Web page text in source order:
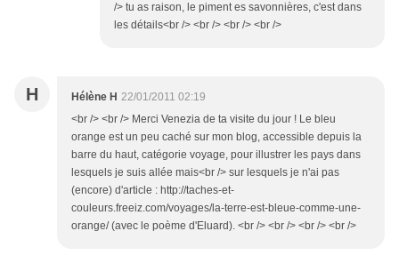
/> tu as raison, le piment es savonnières, c'est dans
les détails<br /> <br /> <br /> <br />
H Hélène H 22/01/2011 02:19
<br /> <br /> Merci Venezia de ta visite du jour ! Le bleu
orange est un peu caché sur mon blog, accessible depuis la
barre du haut, catégorie voyage, pour illustrer les pays dans
lesquels je suis allée mais<br /> sur lesquels je n'ai pas
(encore) d'article : http://taches-et-
couleurs.freeiz.com/voyages/la-terre-est-bleue-comme-une-
orange/ (avec le poème d'Eluard). <br /> <br /> <br /> <br />